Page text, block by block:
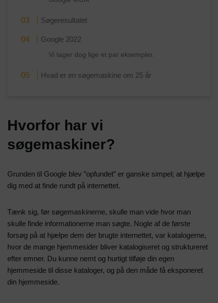
Søgeresultatet
Google 2022
Vi tager dog lige et par eksempler.
Hvad er en søgemaskine om 25 år
Hvorfor har vi
søgemaskiner?
Grunden til Google blev ”opfundet” er ganske simpel; at hjælpe
dig med at finde rundt på internettet.
Tænk sig, før søgemaskinerne, skulle man vide hvor man
skulle finde informationerne man søgte. Nogle af de første
forsøg på at hjælpe dem der brugte internettet, var katalogerne,
hvor de mange hjemmesider bliver katalogiseret og struktureret
efter emner. Du kunne nemt og hurtigt tilføje din egen
hjemmeside til disse kataloger, og på den måde få eksponeret
din hjemmeside.